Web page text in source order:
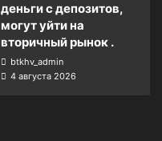
деньги с депозитов,
могут уйти на
вторичный рынок .
btkhv_admin
4 августа 2026